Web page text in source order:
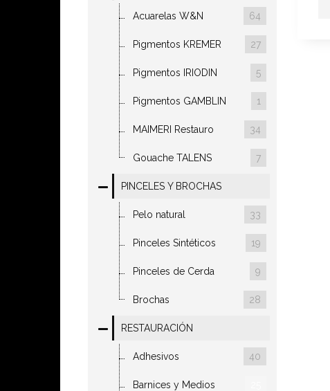
Acuarelas W&N 64
Pigmentos KREMER 27
Pigmentos IRIODIN 5
Pigmentos GAMBLIN 1
MAIMERI Restauro 34
Gouache TALENS 7
PINCELES Y BROCHAS
Pelo natural 33
Pinceles Sintéticos 19
Pinceles de Cerda 9
Brochas 28
RESTAURACIÓN
Adhesivos 40
Barnices y Medios